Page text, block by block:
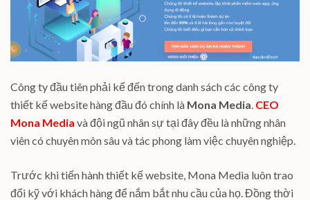
Công ty đầu tiên phải kể đến trong danh sách các công ty
thiết kế website hàng đầu đó chính là Mona Media CEO
Mona Media và đội ngũ nhân sự tại đây đều là những nhân
viên có chuyên môn sâu và tác phong làm việc chuyên nghiệp.
Trước khi tiến hành thiết kế website, Mona Media luôn trao
đổi kỹ với khách hàng để nắm bắt nhu cầu của họ. Đồng thời